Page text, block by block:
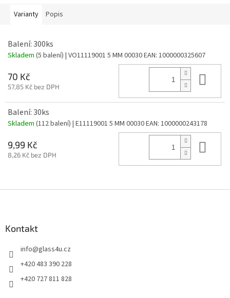
Varianty Popis
Balení: 300ks
Skladem (5 balení) | VO11119001 5 MM 00030EAN: 1000000325607
70 Kč
57,85 Kč bez DPH
Balení: 30ks
Skladem (112 balení) | E11119001 5 MM 00030EAN: 1000000243178
9,99 Kč
8,26 Kč bez DPH
Kontakt
info@glass4u.cz
+420 483 390 228
+420 727 811 828